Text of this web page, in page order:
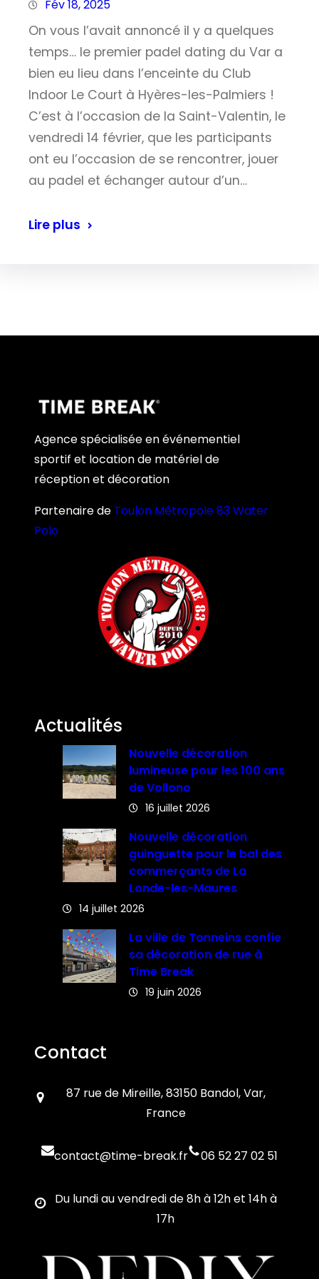
Fév 18, 2025
On vous l’avait annoncé il y a quelques
temps… le premier padel dating du Var a
bien eu lieu dans l’enceinte du Club
Indoor Le Court à Hyères-les-Palmiers !
C’est à l’occasion de la Saint-Valentin, le
vendredi 14 février, que les participants
ont eu l’occasion de se rencontrer, jouer
au padel et échanger autour d’un…
Lire plus
Agence spécialisée en événementiel
sportif et location de matériel de
réception et décoration
Partenaire de Toulon Métropole 83 Water
Polo
Actualités
Nouvelle décoration
lumineuse pour les 100 ans
de Vollono
16 juillet 2026
Nouvelle décoration
guinguette pour le bal des
commerçants de La
Londe-les-Maures
14 juillet 2026
La ville de Tonneins confie
sa décoration de rue à
Time Break
19 juin 2026
Contact
87 rue de Mireille, 83150 Bandol, Var,
France
contact@time-break.fr 06 52 27 02 51
Du lundi au vendredi de 8h à 12h et 14h à
17h